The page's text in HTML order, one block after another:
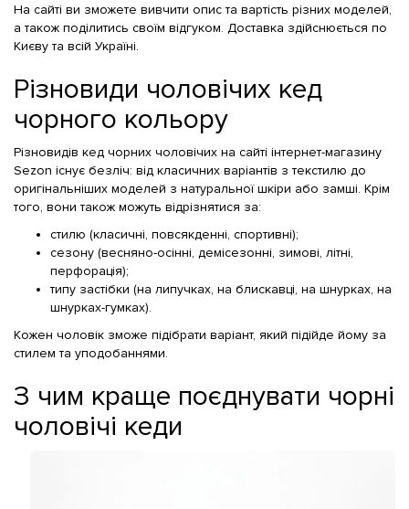
На сайті ви зможете вивчити опис та вартість різних моделей,
а також поділитись своїм відгуком. Доставка здійснюється по
Києву та всій Україні.
Різновиди чоловічих кед
чорного кольору
Різновидів кед чорних чоловічих на сайті інтернет-магазину
Sezon існує безліч: від класичних варіантів з текстилю до
оригінальніших моделей з натуральної шкіри або замші. Крім
того, вони також можуть відрізнятися за:
стилю (класичні, повсякденні, спортивні);
сезону (весняно-осінні, демісезонні, зимові, літні,
перфорація);
типу застібки (на липучках, на блискавці, на шнурках, на
шнурках-гумках).
Кожен чоловік зможе підібрати варіант, який підійде йому за
стилем та уподобаннями.
З чим краще поєднувати чорні
чоловічі кеди